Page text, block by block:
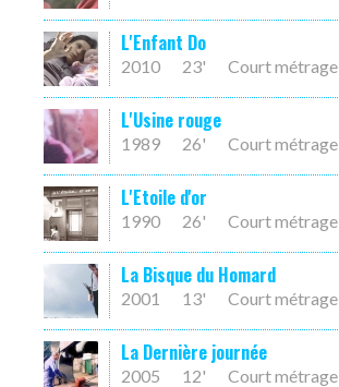
L'Enfant Do
2010 23' Court métrage
L'Usine rouge
1989 26' Court métrage
L'Etoile d'or
1990 26' Court métrage
La Bisque du Homard
2001 13' Court métrage
La Dernière journée
2005 12' Court métrage